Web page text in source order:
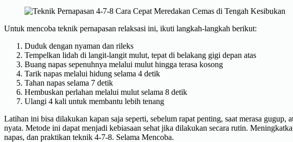
Untuk mencoba teknik pernapasan relaksasi ini, ikuti langkah-langkah berikut:
Duduk dengan nyaman dan rileks
Tempelkan lidah di langit-langit mulut, tepat di belakang gigi depan atas
Buang napas sepenuhnya melalui mulut hingga terasa kosong
Tarik napas melalui hidung selama 4 detik
Tahan napas selama 7 detik
Hembuskan perlahan melalui mulut selama 8 detik
Ulangi 4 kali untuk membantu lebih tenang
Latihan ini bisa dilakukan kapan saja seperti, sebelum rapat penting, saat merasa
nyata. Metode ini dapat menjadi kebiasaan sehat jika dilakukan secara rutin.
napas, dan praktikan teknik 4-7-8. Selama Mencoba.